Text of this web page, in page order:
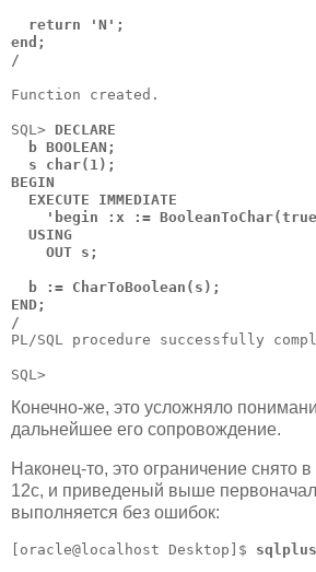
  return 'N';
end;
/
Function created.
SQL> DECLARE
  b BOOLEAN;
  s char(1);
BEGIN
  EXECUTE IMMEDIATE
'begin :x :=
  USING
    OUT s;
  b := CharToBoolean(s);
END;
/
PL/SQL procedure successfully
Конечно-же, это усложняло
дальнейшее его сопровождение.
Наконец-то, это ограничение снято
12c, и приведеный выше
выполняется без ошибок:
[oracle@localhost Desktop]$